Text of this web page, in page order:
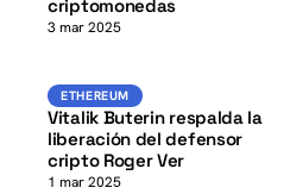
criptomonedas
3 mar 2025
Ethereum
ETHEREUM
Vitalik Buterin respalda la
liberación del defensor
cripto Roger Ver
1 mar 2025